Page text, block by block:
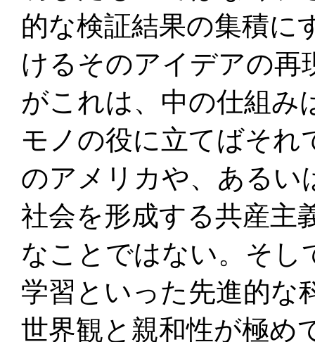
的な検証結果の集積に
けるそのアイデアの再
がこれは、中の仕組み
モノの役に立てばそれ
のアメリカや、あるい
社会を形成する共産主
なことではない。そし
学習といった先進的な
世界観と親和性が極め